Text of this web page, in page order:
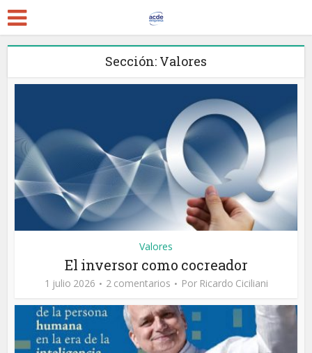
Sección: Valores
Valores
El inversor como cocreador
1 julio 2026 2 comentarios Por Ricardo Ciciliani